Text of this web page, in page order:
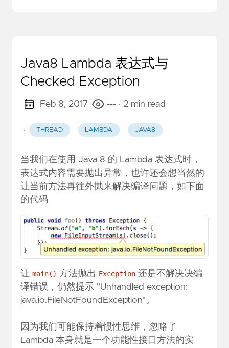
Java8 Lambda 表达式与
Checked Exception
Feb 8, 2017 --- · 2 min read
· THREAD LAMBDA JAVA8
当我们在使用 Java 8 的 Lambda 表达式时，
表达式内容需要抛出异常，也许还会想当然的
让当前方法再往外抛来解决编译问题，如下面
的代码
让 main() 方法抛出 Exception 还是不解决决编
译错误，仍然提示 "Unhandled exception:
java.io.FileNotFoundException"。
因为我们可能保持着惯性思维，忽略了
Lambda 本身就是一个功能性接口方法的实